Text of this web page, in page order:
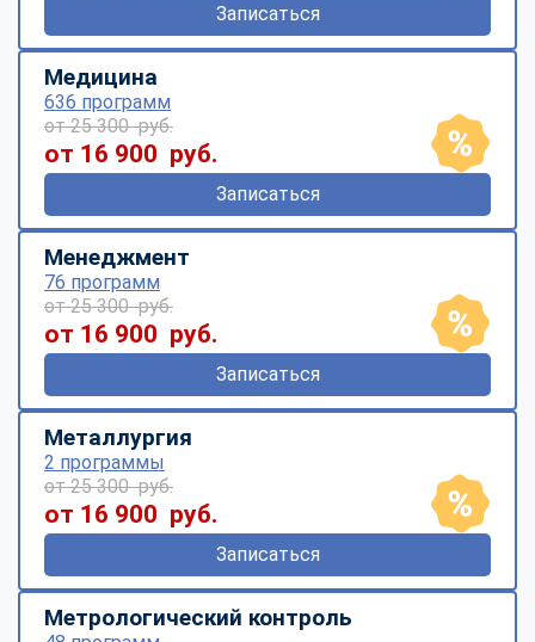
Записаться
Медицина
636 программ
от 25 300 руб.
от 16 900 руб.
Записаться
Менеджмент
76 программ
от 25 300 руб.
от 16 900 руб.
Записаться
Металлургия
2 программы
от 25 300 руб.
от 16 900 руб.
Записаться
Метрологический контроль